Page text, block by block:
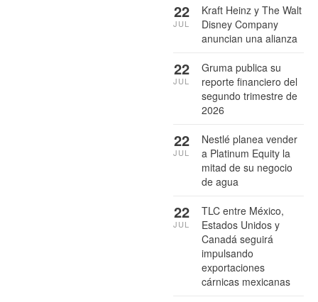
Kraft Heinz y The Walt
Disney Company
anuncian una alianza
22
JUL
Gruma publica su
reporte financiero del
segundo trimestre de
2026
22
JUL
Nestlé planea vender
a Platinum Equity la
mitad de su negocio
de agua
22
JUL
TLC entre México,
Estados Unidos y
Canadá seguirá
impulsando
exportaciones
cárnicas mexicanas
22
JUL